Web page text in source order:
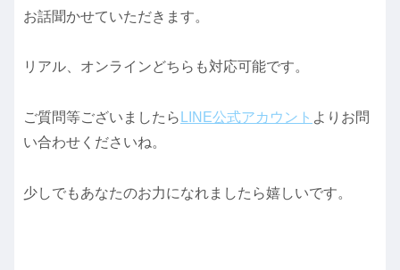
お話聞かせていただきます。
リアル、オンラインどちらも対応可能です。
ご質問等ございましたら LINE公式アカウント よりお問
い合わせくださいね。
少しでもあなたのお力になれましたら嬉しいです。